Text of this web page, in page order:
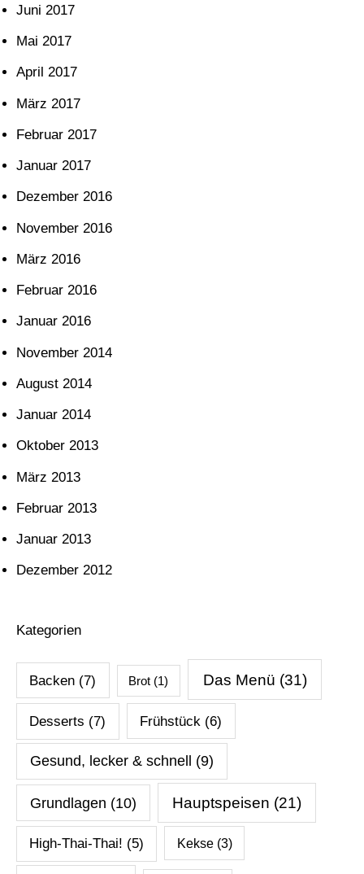
Juni 2017
Mai 2017
April 2017
März 2017
Februar 2017
Januar 2017
Dezember 2016
November 2016
März 2016
Februar 2016
Januar 2016
November 2014
August 2014
Januar 2014
Oktober 2013
März 2013
Februar 2013
Januar 2013
Dezember 2012
Kategorien
Backen (7) Brot (1) Das Menü (31)
Desserts (7) Frühstück (6)
Gesund, lecker & schnell (9)
Grundlagen (10) Hauptspeisen (21)
High-Thai-Thai! (5) Kekse(3)